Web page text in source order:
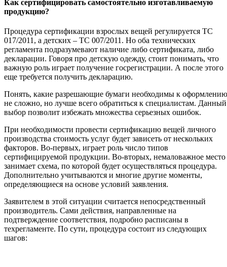
Как сертифицировать самостоятельно изготавливаемую
продукцию?
Процедура сертификации взрослых вещей регулируется ТС
017/2011, а детских – ТС 007/2011. Но оба технических
регламента подразумевают наличие либо сертификата, либо
декларации. Говоря про детскую одежду, стоит понимать, что
важную роль играет получение госрегистрации. А после этого
еще требуется получить декларацию.
Понять, какие разрешающие бумаги необходимы к оформлению
не сложно, но лучше всего обратиться к специалистам. Данный
выбор позволит избежать множества серьезных ошибок.
При необходимости провести сертификацию вещей личного
производства стоимость услуг будет зависеть от нескольких
факторов. Во-первых, играет роль число типов
сертифицируемой продукции. Во-вторых, немаловажное место
занимает схема, по которой будет осуществляться процедура.
Дополнительно учитываются и многие другие моменты,
определяющиеся на основе условий заявления.
Заявителем в этой ситуации считается непосредственный
производитель. Сами действия, направленные на
подтверждение соответствия, подробно расписаны в
техрегламенте. По сути, процедура состоит из следующих
шагов: